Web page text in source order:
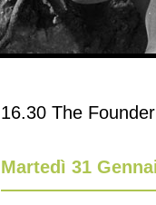
16.30 The
Martedì 31